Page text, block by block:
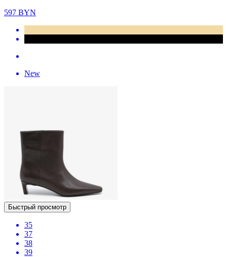
597 BYN
New
Быстрый просмотр
35
37
38
39